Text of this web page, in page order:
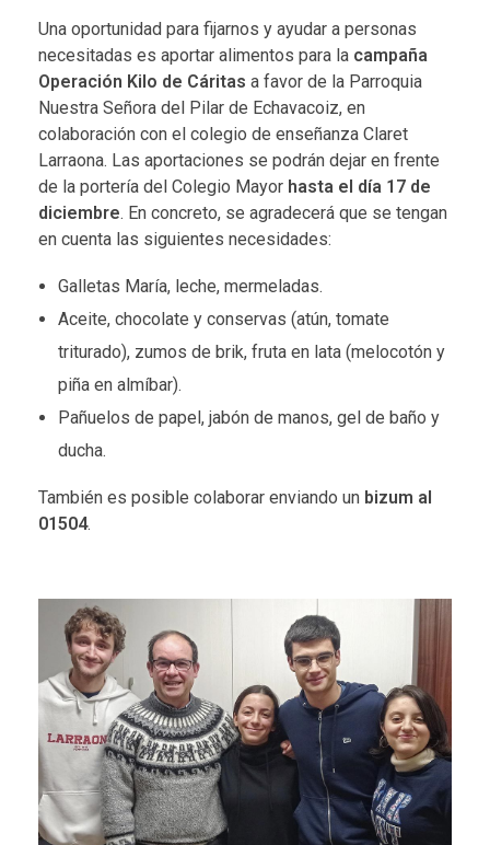
Una oportunidad para fijarnos y ayudar a personas
necesitadas es aportar alimentos para la campaña
Operación Kilo de Cáritas a favor de la Parroquia
Nuestra Señora del Pilar de Echavacoiz, en
colaboración con el colegio de enseñanza Claret
Larraona. Las aportaciones se podrán dejar en frente
de la portería del Colegio Mayor hasta el día 17 de
diciembre. En concreto, se agradecerá que se tengan
en cuenta las siguientes necesidades:
Galletas María, leche, mermeladas.
Aceite, chocolate y conservas (atún, tomate
triturado), zumos de brik, fruta en lata (melocotón y
piña en almíbar).
Pañuelos de papel, jabón de manos, gel de baño y
ducha.
También es posible colaborar enviando un bizum al
01504.